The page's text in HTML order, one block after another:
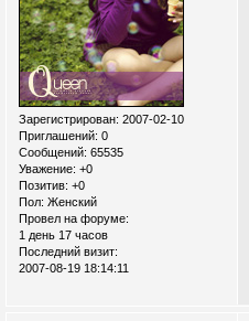
Зарегистрирован: 2007-02-10
Приглашений: 0
Сообщений: 65535
Уважение: +0
Позитив: +0
Пол: Женский
Провел на форуме:
1 день 17 часов
Последний визит:
2007-08-19 18:14:11